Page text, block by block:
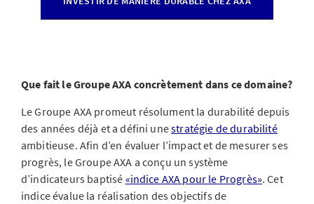
Que fait le Groupe AXA concrètement dans ce domaine?
Le Groupe AXA promeut résolument la durabilité depuis
des années déjà et a défini unestratégie de durabilité
ambitieuse. Afin d’en évaluer l’impact et de mesurer ses
progrès, le Groupe AXA a conçu un système
d’indicateurs baptisé «indice AXA pour le Progrès». Cet
indice évalue la réalisation des objectifs de